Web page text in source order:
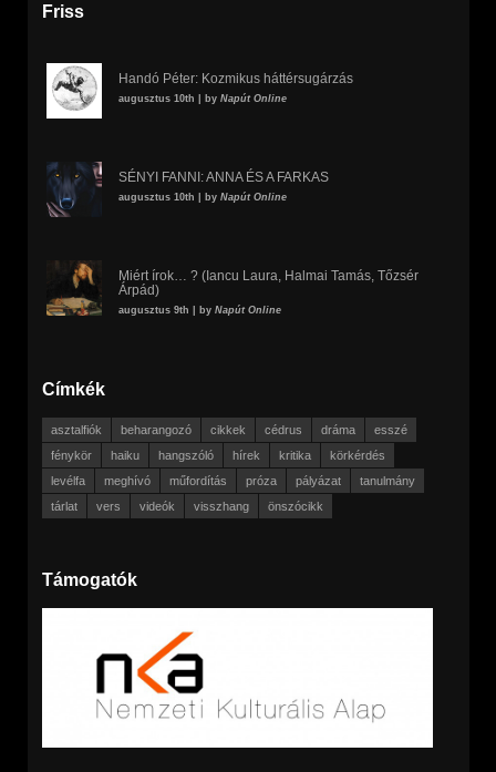
Friss
Handó Péter: Kozmikus háttérsugárzás
augusztus 10th | by Napút Online
SÉNYI FANNI: ANNA ÉS A FARKAS
augusztus 10th | by Napút Online
Miért írok… ? (Iancu Laura, Halmai Tamás, Tőzsér
Árpád)
augusztus 9th | by Napút Online
Címkék
asztalfiók beharangozó cikkek cédrus dráma
esszé
fénykör
haiku hangszóló hírek kritika
körkérdés
levélfa
meghívó műfordítás próza pályázat
tanulmány
tárlat
vers videók visszhang önszócikk
Támogatók